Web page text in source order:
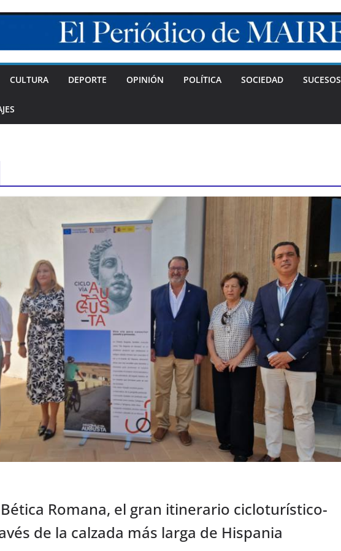
CULTURA DEPORTE OPINIÓN POLÍTICA SOCIEDAD SUCESOS
Romana, el gran itinerario cicloturístico-
de la calzada más larga de Hispania